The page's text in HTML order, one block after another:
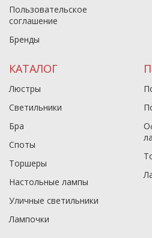
Пользовательское
соглашение
Бренды
КАТАЛОГ
Люстры
Светильники
Бра
Споты
Торшеры
Настольные лампы
Уличные светильники
Лампочки